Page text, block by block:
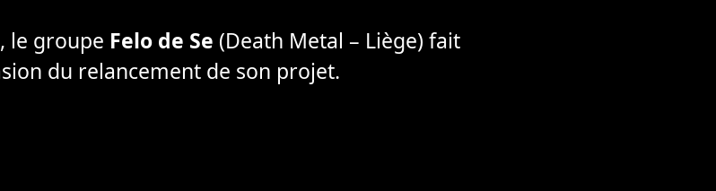
le groupe Felo de Se (Death Metal – Liège) fait
du relancement de son projet.